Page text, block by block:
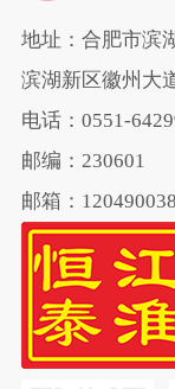
地址：合肥市滨
滨湖新区徽州大
电话：0551-
邮编：230601
邮箱：